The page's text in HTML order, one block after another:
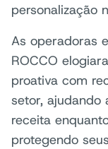
personalização
As operadoras
ROCCO
proativa com
setor, ajudando
receita
protegendo